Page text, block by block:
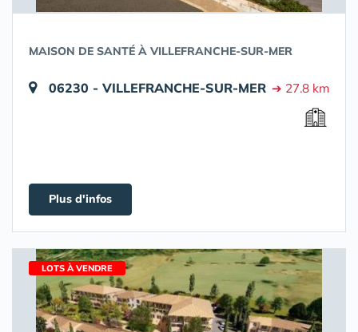
MAISON DE SANTÉ À VILLEFRANCHE-SUR-MER
06230 - VILLEFRANCHE-SUR-MER ➔ 27.8 km
Plus d'infos
LOTS À VENDRE